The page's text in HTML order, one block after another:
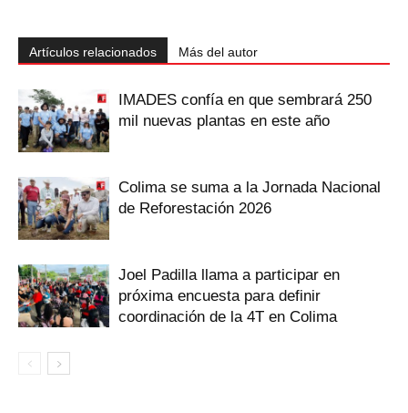
Artículos relacionados Más del autor
IMADES confía en que sembrará 250
mil nuevas plantas en este año
Colima se suma a la Jornada Nacional
de Reforestación 2026
Joel Padilla llama a participar en
próxima encuesta para definir
coordinación de la 4T en Colima